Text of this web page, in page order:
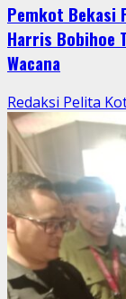
Pemkot Bekasi
Harris Bobihoe
Wacana
Redaksi Pelita